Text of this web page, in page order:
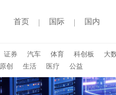
首页 国际 国内
证券 汽车 体育 科创板 大
原创 生活 医疗 公益